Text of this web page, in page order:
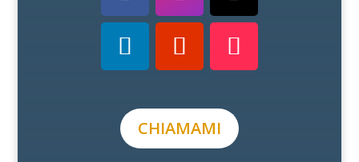
CHIAMAMI